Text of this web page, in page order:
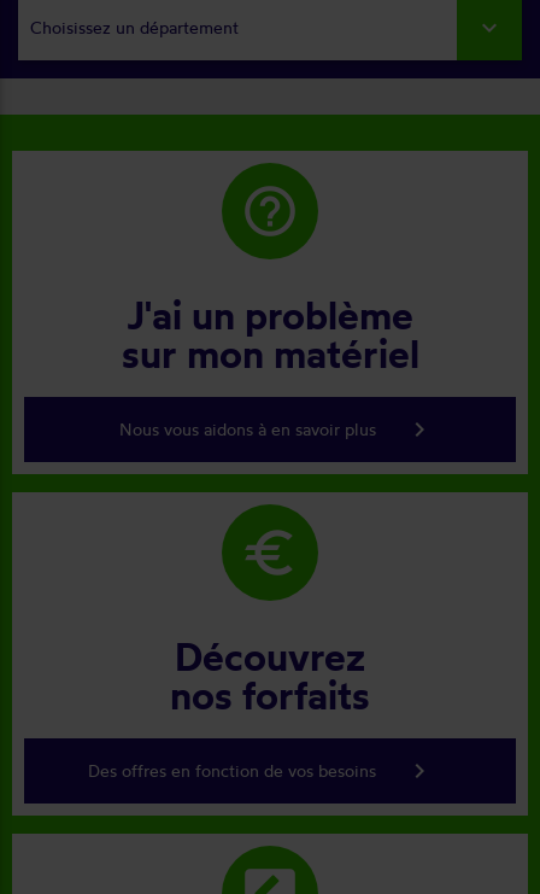
Choisissez un département
help_outline
J'ai un problème
sur mon matériel
Nous vous aidons à en savoir plus keyboard_arrow_right
euro
Découvrez
nos forfaits
Des offres en fonction de vos besoins keyboard_arrow_right